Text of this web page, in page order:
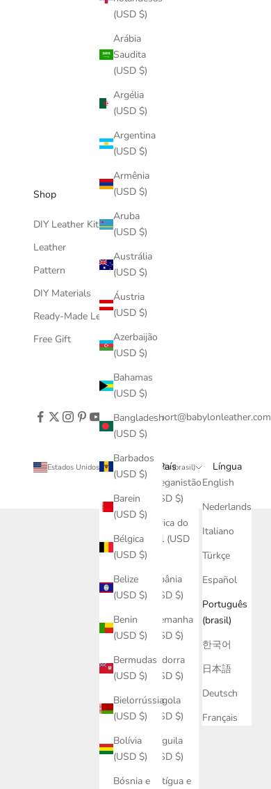
(USD $)
Arábia
Saudita
(USD $)
Argélia
(USD $)
Argentina
(USD $)
Armênia
(USD $)
Aruba
(USD $)
Austrália
(USD $)
Áustria
(USD $)
Azerbaijão
(USD $)
Bahamas
(USD $)
Bangladesh
(USD $)
Barbados
(USD $)
Barein
(USD $)
Bélgica
(USD $)
Belize
(USD $)
Benin
(USD $)
Bermudas
(USD $)
Bielorrússia
(USD $)
Bolívia
(USD $)
Bósnia e
Genuine Bamboo Half Round Handle
158*135mm/6.2"*5.3"（1 PACK）
PREÇO PROMOCIONAL
$9.99
Shop
DIY Leather Kits
Leather
Pattern
DIY Materials
Ready-Made Leather Goods
Free Gift
support@babylonleather.com
País
Afeganistão
(USD $)
África do
Sul (USD
Albânia
(USD $)
Alemanha
(USD $)
Andorra
(USD $)
Angola
(USD $)
Anguila
(USD $)
Antígua e
Português (brasil)
Língua
English
Nederlands
Italiano
Türkçe
Español
Português
(brasil)
한국어
日本語
Deutsch
Français